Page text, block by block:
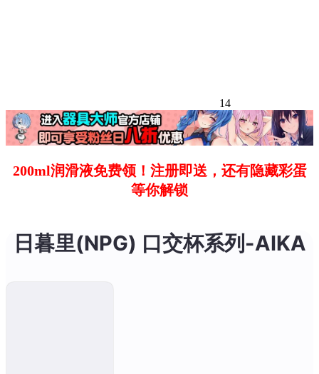
14
200ml润滑液免费领！注册即送，还有隐藏彩蛋
等你解锁
日暮里(NPG) 口交杯系列-AIKA